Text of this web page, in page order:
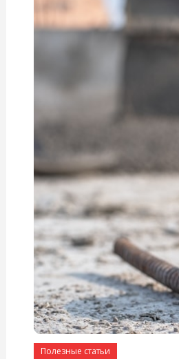
Полезные статьи